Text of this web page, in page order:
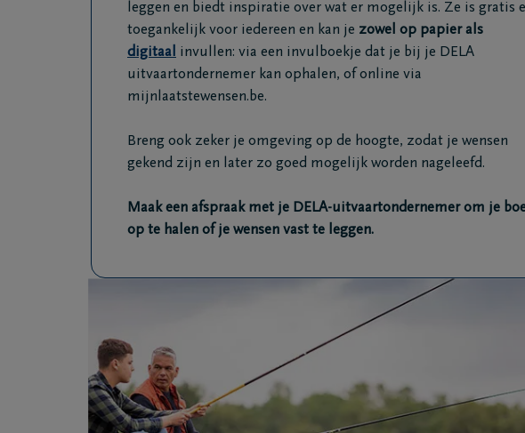
leggen en biedt inspiratie over wat er mogelijk is. Ze is gratis
toegankelijk voor iedereen en kan je zowel op papier als
digitaal invullen: via een invulboekje dat je bij je DELA
uitvaartondernemer kan ophalen, of online via
mijnlaatstewensen.be.
Breng ook zeker je omgeving op de hoogte, zodat je wensen
gekend zijn en later zo goed mogelijk worden nageleefd.
Maak een afspraak met je DELA-uitvaartondernemer om je
op te halen of je wensen vast te leggen.